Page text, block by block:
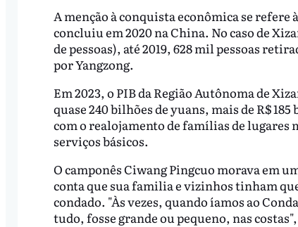
A menção à conquista econômica se refere
concluiu em 2020 na China. No caso de
de pessoas), até 2019, 628 mil pessoas
por Yangzong.
Em 2023, o PIB da Região Autônoma de
quase 240 bilhões de yuans, mais de R$
com o realojamento de famílias de
serviços básicos.
O camponês Ciwang Pingcuo morava em
conta que sua familia e vizinhos tinham
condado. "Às vezes, quando íamos ao
tudo, fosse grande ou pequeno, nas